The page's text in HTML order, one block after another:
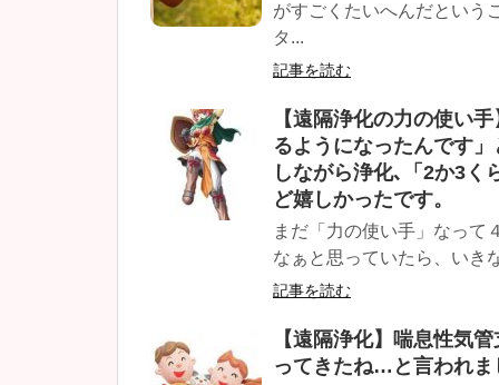
がすごくたいへんだとい
タ...
記事を読む
【遠隔浄化の力の使い
るようになったんです
しながら浄化､「2か3く
ど嬉しかったです。
まだ「力の使い手」なって
なぁと思っていたら、いき
記事を読む
【遠隔浄化】喘息性気
ってきたね…と言われま